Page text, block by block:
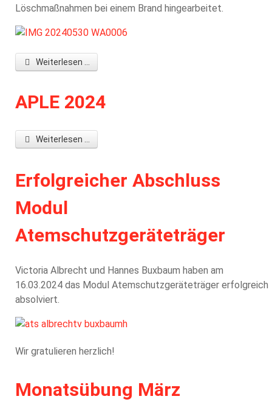
Löschmaßnahmen bei einem Brand hingearbeitet.
Weiterlesen ...
APLE 2024
Weiterlesen ...
Erfolgreicher Abschluss
Modul
Atemschutzgeräteträger
Victoria Albrecht und Hannes Buxbaum haben am
16.03.2024 das Modul Atemschutzgeräteträger erfolgreich
absolviert.
Wir gratulieren herzlich!
Monatsübung März